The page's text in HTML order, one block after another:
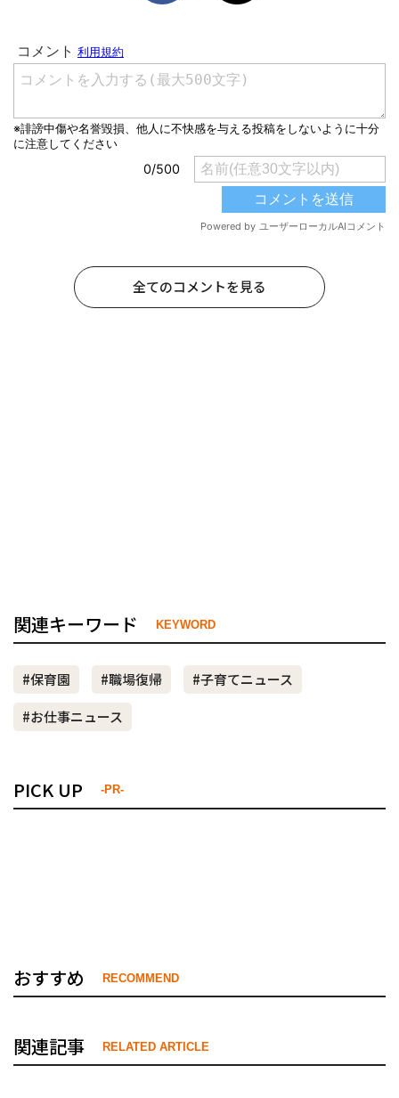
全てのコメントを見る
関連キーワード KEYWORD
#保育園 #職場復帰
#子育てニュース
#お仕事ニュース
PICK UP -PR-
おすすめ RECOMMEND
関連記事 RELATED ARTICLE